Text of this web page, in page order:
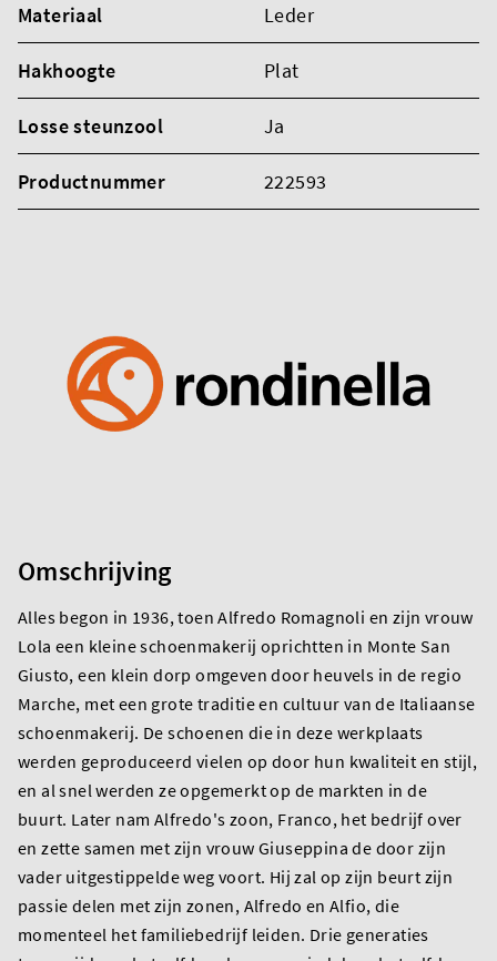
Materiaal Leder
Hakhoogte Plat
Losse steunzool Ja
Productnummer 222593
Omschrijving
Alles begon in 1936, toen Alfredo Romagnoli en zijn vrouw
Lola een kleine schoenmakerij oprichtten in Monte San
Giusto, een klein dorp omgeven door heuvels in de regio
Marche, met een grote traditie en cultuur van de Italiaanse
schoenmakerij. De schoenen die in deze werkplaats
werden geproduceerd vielen op door hun kwaliteit en stijl,
en al snel werden ze opgemerkt op de markten in de
buurt. Later nam Alfredo's zoon, Franco, het bedrijf over
en zette samen met zijn vrouw Giuseppina de door zijn
vader uitgestippelde weg voort. Hij zal op zijn beurt zijn
passie delen met zijn zonen, Alfredo en Alfio, die
momenteel het familiebedrijf leiden. Drie generaties